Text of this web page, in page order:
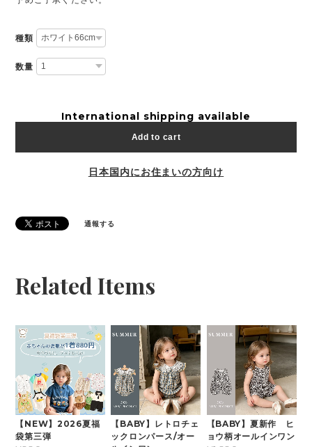
種類
数量
International shipping available
Add to cart
日本国内にお住まいの方向け
通報する
Related Items
【NEW】2026夏福
袋第三弾
【BABY】レトロチェ
ックロンパース/オー
【BABY】夏新作 ヒ
ョウ柄オールインワン